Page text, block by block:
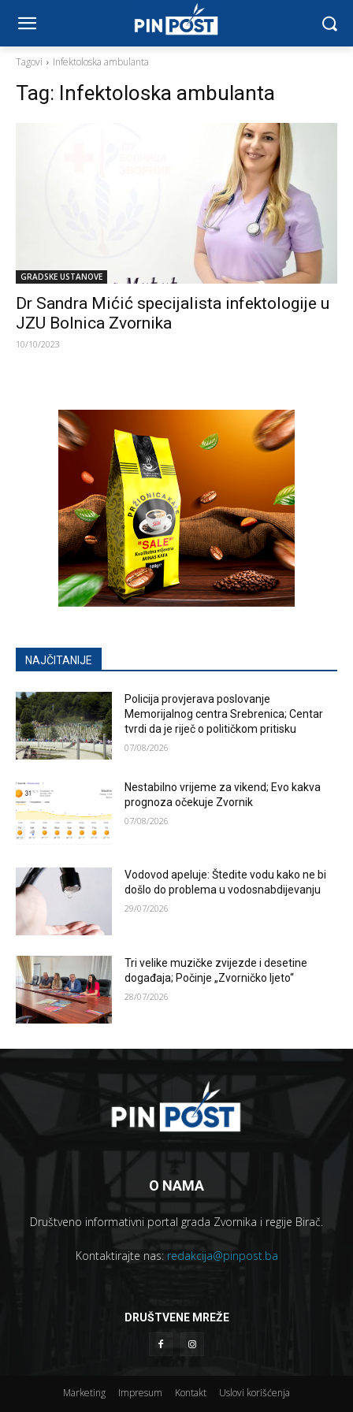
Tagovi Infektoloska ambulanta
Tag: Infektoloska ambulanta
GRADSKE USTANOVE
Dr Sandra Mićić specijalista infektologije u
JZU Bolnica Zvornika
10/10/2023
NAJČITANIJE
Policija provjerava poslovanje
Memorijalnog centra Srebrenica; Centar
tvrdi da je riječ o političkom pritisku
07/08/2026
Nestabilno vrijeme za vikend; Evo kakva
prognoza očekuje Zvornik
07/08/2026
Vodovod apeluje: Štedite vodu kako ne bi
došlo do problema u vodosnabdijevanju
29/07/2026
Tri velike muzičke zvijezde i desetine
događaja; Počinje „Zvorničko ljeto“
28/07/2026
O NAMA
Društveno informativni portal grada Zvornika i regije Birač.
Kontaktirajte nas: redakcija@pinpost.ba
DRUŠTVENE MREŽE
Marketing Impresum Kontakt Uslovi korišćenja